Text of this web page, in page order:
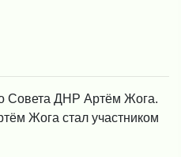
Совета ДНР Артём Жога.
Жога стал участником